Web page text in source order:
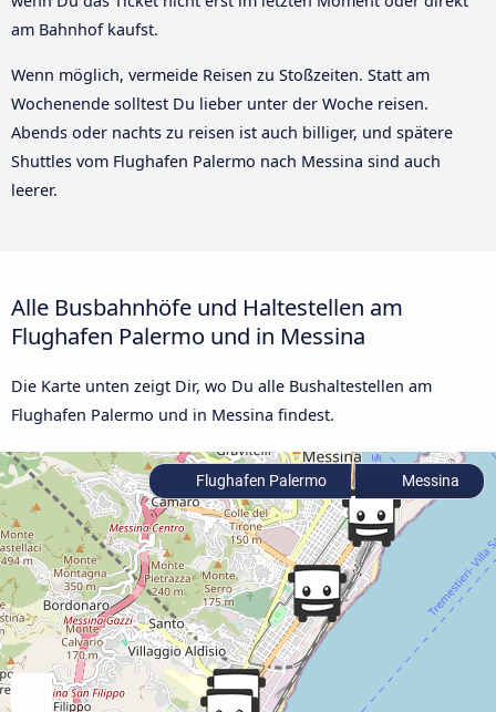
am Bahnhof kaufst.
Wenn möglich, vermeide Reisen zu Stoßzeiten. Statt am
Wochenende solltest Du lieber unter der Woche reisen.
Abends oder nachts zu reisen ist auch billiger, und spätere
Shuttles vom Flughafen Palermo nach Messina sind auch
leerer.
Alle Busbahnhöfe und Haltestellen am
Flughafen Palermo und in Messina
Die Karte unten zeigt Dir, wo Du alle Bushaltestellen am
Flughafen Palermo und in Messina findest.
Flughafen Palermo Messina